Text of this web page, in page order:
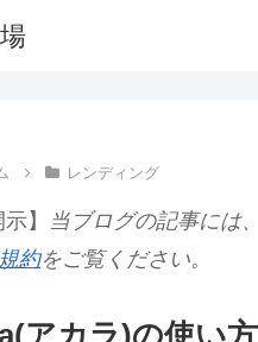
レンディング
】
当ブログの記事には
約をご覧ください。